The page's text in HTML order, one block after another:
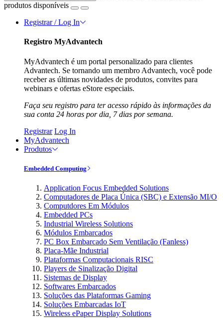
produtos disponíveis
Registrar / Log In
Registro MyAdvantech
MyAdvantech é um portal personalizado para clientes
Advantech. Se tornando um membro Advantech, você pode
receber as últimas novidades de produtos, convites para
webinars e ofertas eStore especiais.
Faça seu registro para ter acesso rápido às informações da
sua conta 24 horas por dia, 7 dias por semana.
Registrar Log In
MyAdvantech
Produtos
Embedded Computing
Application Focus Embedded Solutions
Computadores de Placa Única (SBC) e Extensão MI/O
Computdores Em Módulos
Embedded PCs
Industrial Wireless Solutions
Módulos Embarcados
PC Box Embarcado Sem Ventilação (Fanless)
Placa-Mãe Industrial
Plataformas Computacionais RISC
Players de Sinalização Digital
Sistemas de Display
Softwares Embarcados
Soluções das Plataformas Gaming
Soluções Embarcadas IoT
Wireless ePaper Display Solutions